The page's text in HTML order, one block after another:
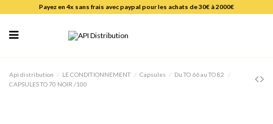
Payez en 4x sans frais avec paypal pour les achats de 30€ à 2000€
Api distribution LE CONDITIONNEMENT Capsules
Du TO 66 au TO 82
CAPSULES TO 70 NOIR /100